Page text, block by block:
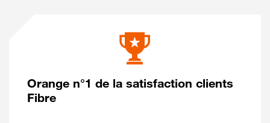
Orange n°1 de la satisfaction clients
Fibre